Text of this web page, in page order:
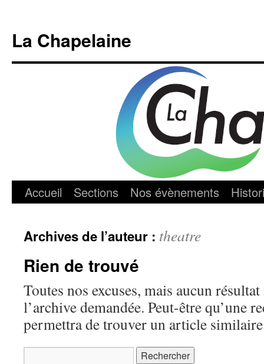
contenu
La Chapelaine
Accueil Sections Nos évènements
Archives de l’auteur : theatre
Rien de trouvé
Toutes nos excuses, mais aucun
l’archive demandée. Peut-être qu’une
permettra de trouver un article